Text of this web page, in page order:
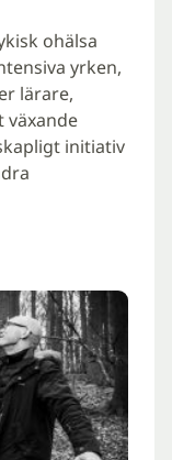
ohälsa
yrken,
lärare,
växande
initiativ